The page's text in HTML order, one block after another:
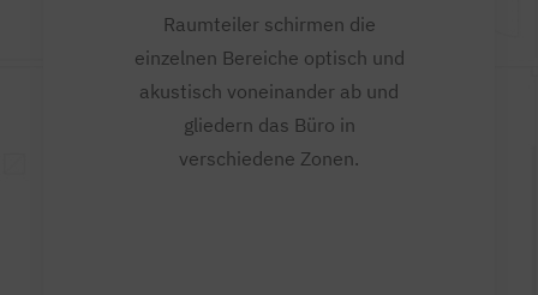
Raumteiler schirmen die
einzelnen Bereiche optisch und
akustisch voneinander ab und
gliedern das Büro in
verschiedene Zonen.